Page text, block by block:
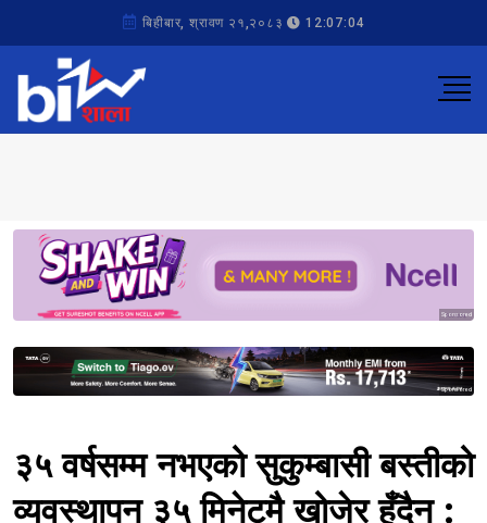
बिहीबार, श्रावण २१,२०८३ 12:07:04
Sponsored
Sponsored
३५ वर्षसम्म नभएको सुकुम्बासी बस्तीको
व्यवस्थापन ३५ मिनेटमै खोजेर हुँदैन :